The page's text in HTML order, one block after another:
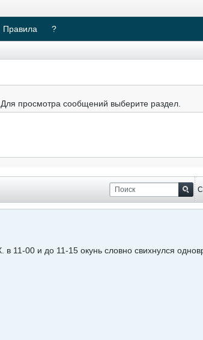
Правила ?
просмотра сообщений выберите раздел.
11-00 и до 11-15 окунь словно свихнулся